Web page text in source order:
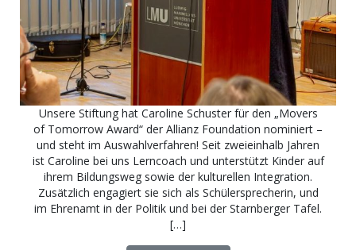
Unsere Stiftung hat Caroline Schuster für den „Movers
of Tomorrow Award“ der Allianz Foundation nominiert –
und steht im Auswahlverfahren! Seit zweieinhalb Jahren
ist Caroline bei uns Lerncoach und unterstützt Kinder auf
ihrem Bildungsweg sowie der kulturellen Integration.
Zusätzlich engagiert sie sich als Schülersprecherin, und
im Ehrenamt in der Politik und bei der Starnberger Tafel.
[…]